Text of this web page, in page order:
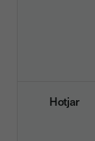
Hotjar